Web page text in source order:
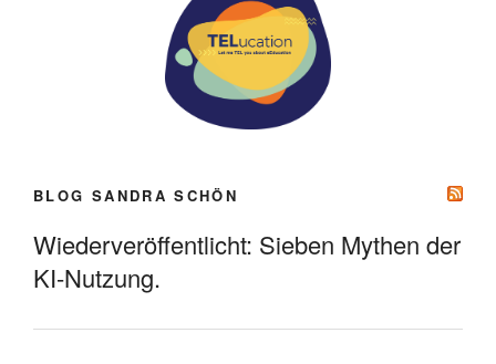
BLOG SANDRA SCHÖN
Wiederveröffentlicht: Sieben Mythen der
KI-Nutzung.